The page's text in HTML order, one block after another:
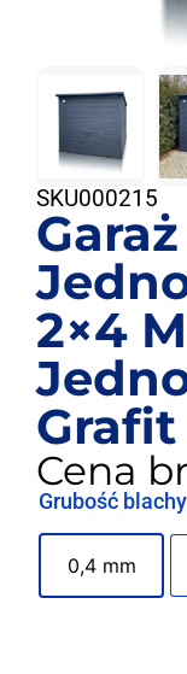
SKU000215
2×4
Grafit
Cena
Grubość blachy
0,4 mm